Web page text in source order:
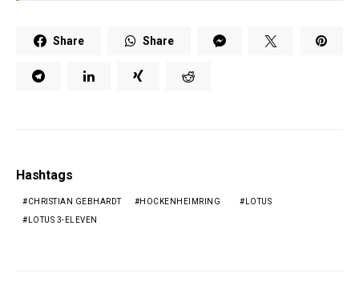
Share Share
Hashtags
CHRISTIAN GEBHARDT HOCKENHEIMRING LOTUS
LOTUS 3-ELEVEN